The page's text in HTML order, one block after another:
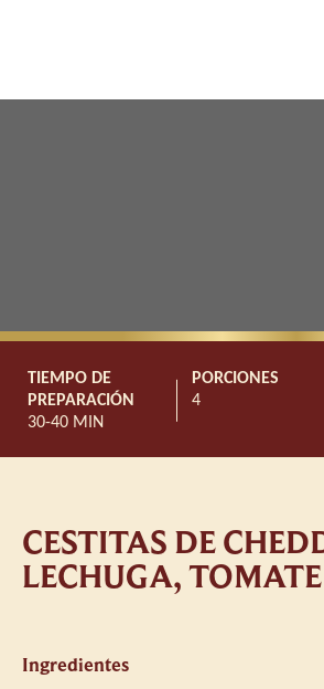
TIEMPO DE
PREPARACIÓN
30-40 MIN
PORCIONES
4
CESTITAS DE
LECHUGA,
Ingredientes